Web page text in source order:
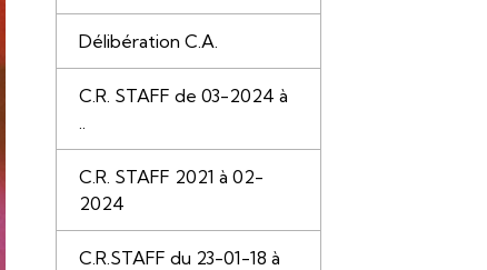
Délibération C.A.
C.R. STAFF de 03-2024 à
..
C.R. STAFF 2021 à 02-
2024
C.R.STAFF du 23-01-18 à